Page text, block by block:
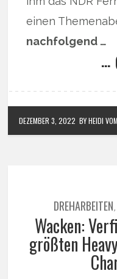
einen
nachfolgend …
…
DEZEMBER 3, 2022 BY HEIDI
DREHARBEITEN,
Wacken:
größten